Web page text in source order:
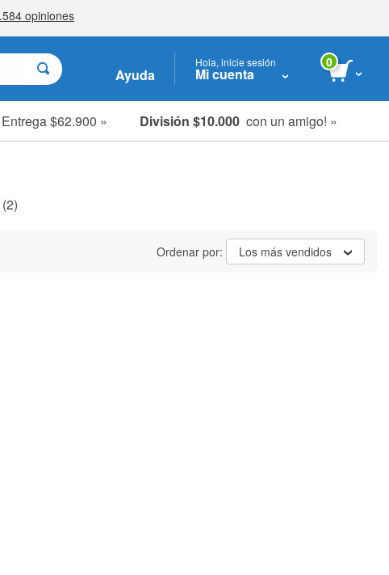
Ayuda
Hola, inicie sesión
Mi cuenta
0
Entrega $62.900 » División $10.000 con un amigo! »
(2)
Ordenar por: Los más vendidos